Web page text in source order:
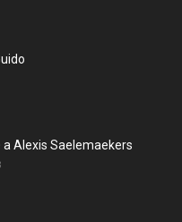
a Alexis Saelemaekers